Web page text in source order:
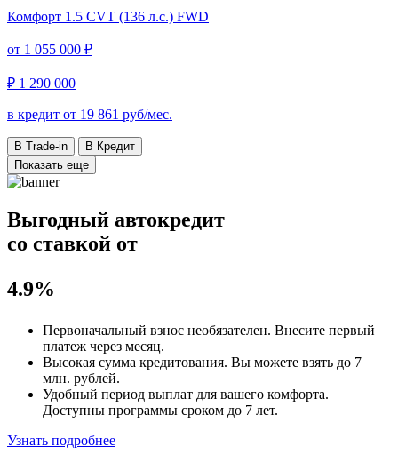
Комфорт 1.5 CVT (136 л.с.) FWD
от 1 055 000 ₽
₽ 1 290 000
в кредит от 19 861 руб/мес.
В Trade-in
В Кредит
Показать еще
Выгодный автокредит
со ставкой от
4.9%
Первоначальный взнос необязателен. Внесите первый
платеж через месяц.
Высокая сумма кредитования. Вы можете взять до 7
млн. рублей.
Удобный период выплат для вашего комфорта.
Доступны программы сроком до 7 лет.
Узнать подробнее